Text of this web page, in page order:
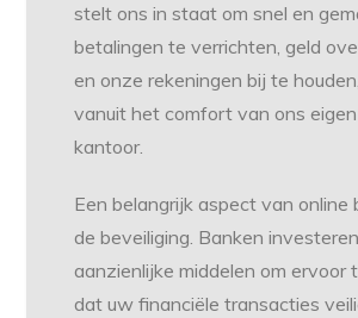
stelt ons in staat om snel en
betalingen te verrichten, geld
en onze rekeningen bij te
vanuit het comfort van ons
kantoor.
Een belangrijk aspect van online
de beveiliging. Banken investeren
aanzienlijke middelen om ervoor
dat uw financiële transacties